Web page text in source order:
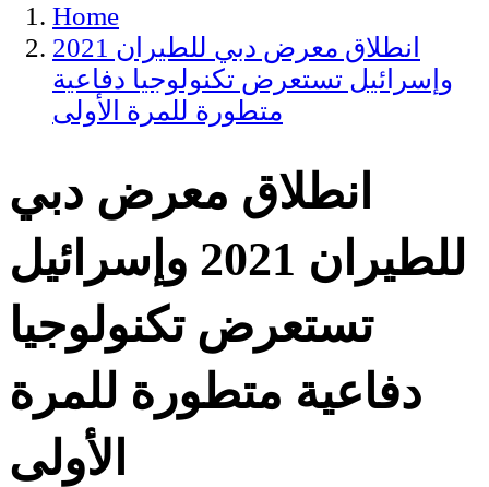
Home
انطلاق معرض دبي للطيران 2021
وإسرائيل تستعرض تكنولوجيا دفاعية
متطورة للمرة الأولى
انطلاق معرض دبي
للطيران 2021 وإسرائيل
تستعرض تكنولوجيا
دفاعية متطورة للمرة
الأولى